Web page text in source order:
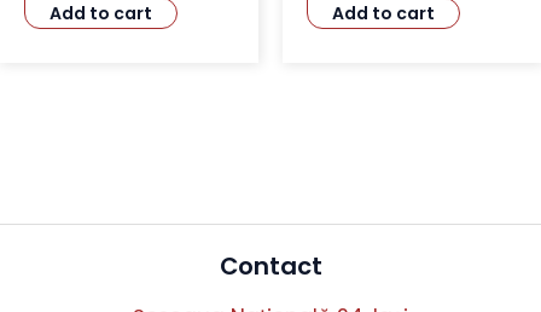
Add to cart Add to cart
Contact